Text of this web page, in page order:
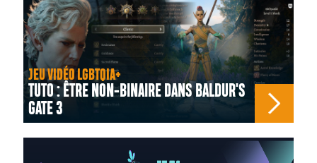
JEU VIDÉO LGBTQIA+
TUTO : ÊTRE NON-BINAIRE DANS BALDUR'S
GATE 3